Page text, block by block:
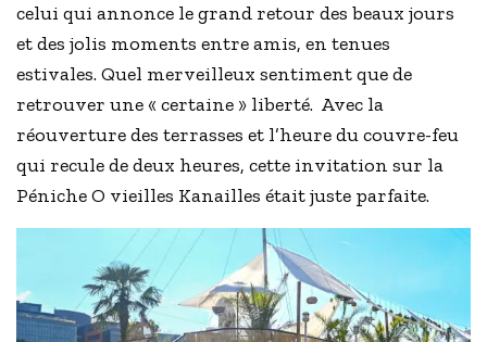
celui qui annonce le grand retour des beaux jours
et des jolis moments entre amis, en tenues
estivales. Quel merveilleux sentiment que de
retrouver une « certaine » liberté. Avec la
réouverture des terrasses et l’heure du couvre-feu
qui recule de deux heures, cette invitation sur la
Péniche O vieilles Kanailles était juste parfaite.